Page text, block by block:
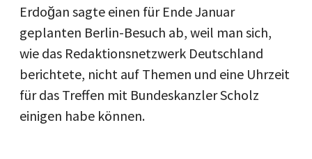
Erdoğan sagte einen für Ende Januar
geplanten Berlin-Besuch ab, weil man sich,
wie das Redaktionsnetzwerk Deutschland
berichtete, nicht auf Themen und eine Uhrzeit
für das Treffen mit Bundeskanzler Scholz
einigen habe können.